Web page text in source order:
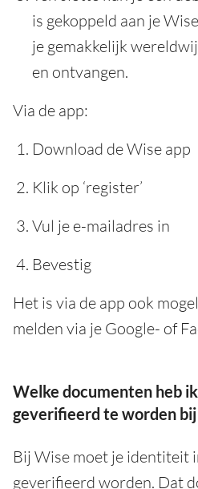
is gekoppeld aan je
je gemakkelijk
en ontvangen.
Via de app:
Download de Wise app
Klik op ‘register’
Vul je e-mailadres in
Bevestig
Het is via de app ook
melden via je Google- of
Welke documenten heb
geverifieerd te worden bij
Bij Wise moet je identiteit
geverifieerd worden. Dat